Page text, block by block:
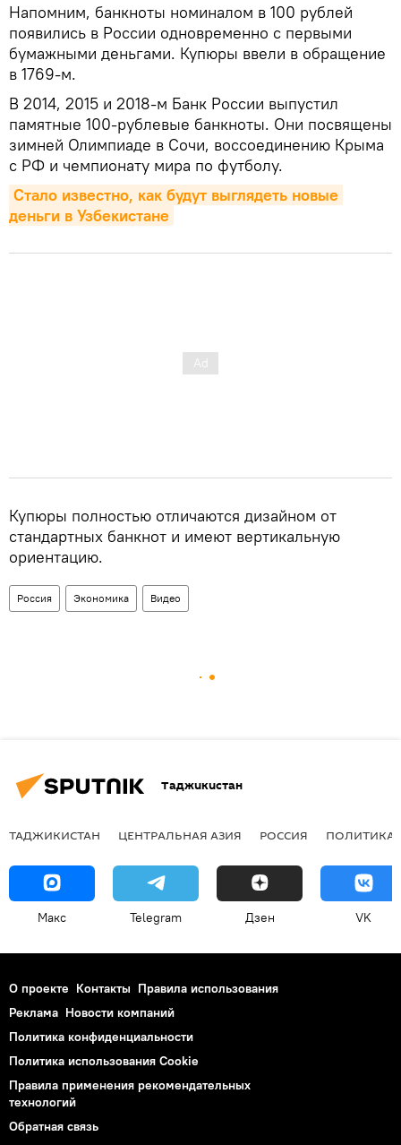
Напомним, банкноты номиналом в 100 рублей
появились в России одновременно с первыми
бумажными деньгами. Купюры ввели в обращение
в 1769-м.
В 2014, 2015 и 2018-м Банк России выпустил
памятные 100-рублевые банкноты. Они посвящены
зимней Олимпиаде в Сочи, воссоединению Крыма
с РФ и чемпионату мира по футболу.
Стало известно, как будут выглядеть новые
деньги в Узбекистане
Купюры полностью отличаются дизайном от
стандартных банкнот и имеют вертикальную
ориентацию.
Россия Экономика Видео
Таджикистан
ТАДЖИКИСТАН ЦЕНТРАЛЬНАЯ АЗИЯ РОССИЯ ПОЛИТИКА
Макс Telegram Дзен VK
О проекте Контакты Правила использования
Реклама Новости компаний
Политика конфиденциальности
Политика использования Cookie
Правила применения рекомендательных
технологий
Обратная связь